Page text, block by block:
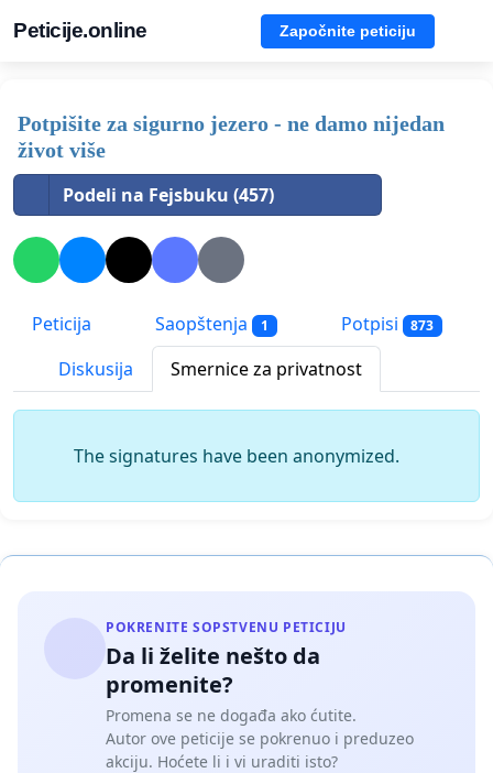
Peticije.online Započnite peticiju
Potpišite za sigurno jezero - ne damo nijedan
život više
Podeli na Fejsbuku (457)
Peticija Saopštenja 1 Potpisi 873
Diskusija Smernice za privatnost
The signatures have been anonymized.
POKRENITE SOPSTVENU PETICIJU
Da li želite nešto da
promenite?
Promena se ne događa ako ćutite.
Autor ove peticije se pokrenuo i preduzeo
akciju. Hoćete li i vi uraditi isto?